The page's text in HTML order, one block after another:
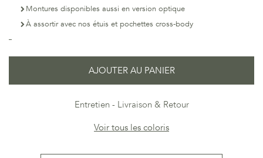
Montures disponibles aussi en version optique
À assortir avec nos étuis et pochettes cross-body
AJOUTER AU PANIER
Entretien
Livraison & Retour
Voir tous les coloris